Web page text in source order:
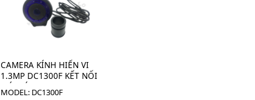
CAMERA KÍNH HIỂN VI
1.3MP DC1300F KẾT NỐI
MÁY TÍNH
MODEL: DC1300F